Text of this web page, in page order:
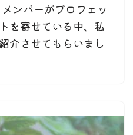
ンバーがプロフェッ
を寄せている中、私
介させてもらいまし